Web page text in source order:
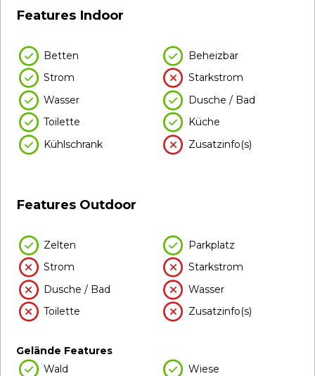
Features Indoor
Betten
Beheizbar
Strom
Starkstrom
Wasser
Dusche / Bad
Toilette
Küche
Kühlschrank
Zusatzinfo(s)
Features Outdoor
Zelten
Parkplatz
Strom
Starkstrom
Dusche / Bad
Wasser
Toilette
Zusatzinfo(s)
Gelände Features
Wald
Wiese